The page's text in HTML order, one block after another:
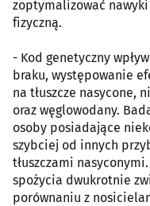
zoptymalizować
fizyczną.
- Kod genetyczny
braku, występowanie
na tłuszcze nasycone,
oraz węglowodany.
osoby posiadające
szybciej od innych
tłuszczami
spożycia dwukrotnie
porównaniu z